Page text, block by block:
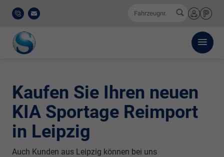
0521
911
777-
E-
Fahrzeugnr.
Anmelden
Merkliste
Kaufen Sie Ihren neuen
KIA Sportage Reimport
in Leipzig
Auch Kunden aus Leipzig können bei uns